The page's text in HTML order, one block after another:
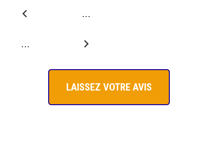
Site
...
...
26
LAISSEZ VOTRE AVIS